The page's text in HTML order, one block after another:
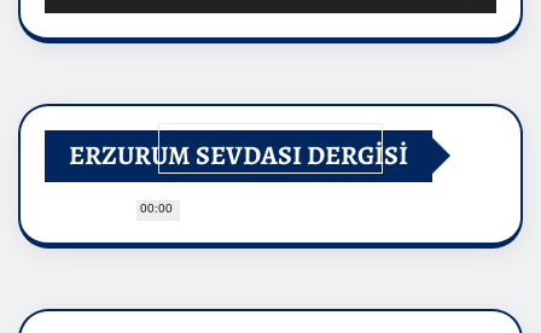
00:00
ERZURUM SEVDASI DERGİSİ